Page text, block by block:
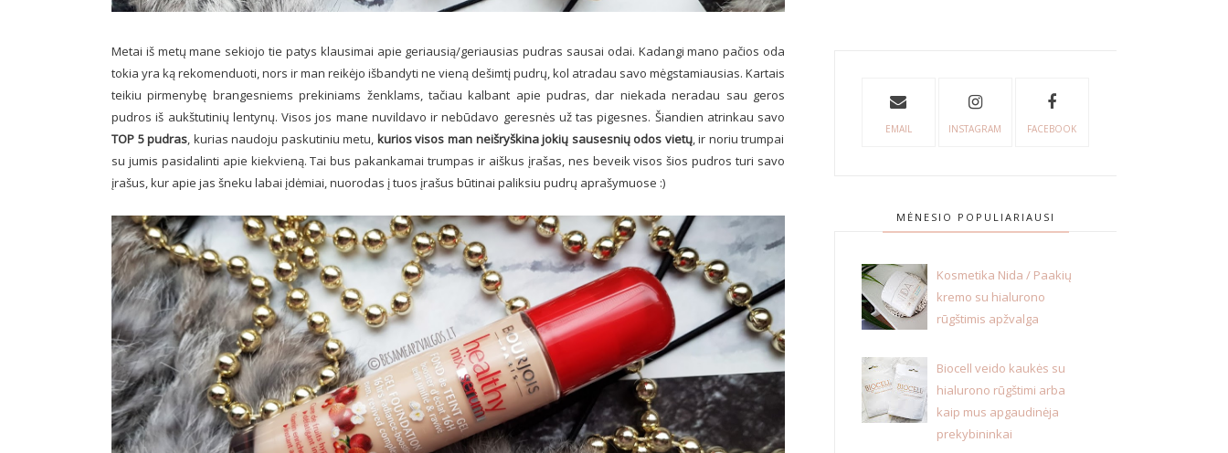
Metai iš metų mane sekiojo tie patys klausimai apie geriausią/geriausias pudras sausai odai. Kadangi mano pačios oda
tokia yra ką rekomenduoti, nors ir man reikėjo išbandyti ne vieną dešimtį pudrų, kol atradau savo mėgstamiausias. Kartais
teikiu pirmenybę brangesniems prekiniams ženklams, tačiau kalbant apie pudras, dar niekada neradau sau geros
pudros iš aukštutinių lentynų. Visos jos mane nuvildavo ir nebūdavo geresnės už tas pigesnes. Šiandien atrinkau savo
TOP 5 pudras , kurias naudoju paskutiniu metu, kurios visos man neišryškina jokių sausesnių odos vietų, ir noriu trumpai
su jumis pasidalinti apie kiekvieną. Tai bus pakankamai trumpas ir aiškus įrašas, nes beveik visos šios pudros turi savo
įrašus, kur apie jas šneku labai įdėmiai, nuorodas į tuos įrašus būtinai paliksiu pudrų aprašymuose :)
EMAIL INSTAGRAM FACEBOOK
MĖNESIO POPULIARIAUSI
Kosmetika Nida / Paakių
kremo su hialurono
rūgštimis apžvalga
Biocell veido kaukės su
hialurono rūgštimi arba
kaip mus apgaudinėja
prekybininkai